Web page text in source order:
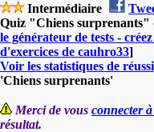
Intermédiaire
Quiz "Chiens surprenants"
le générateur de tests -
d'exercices de cauhro33]
Voir les statistiques de
'Chiens surprenants'
Merci de vous connecter
résultat.